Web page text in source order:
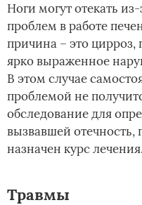
Ноги могут отекать
проблем в работе
причина – это
ярко выраженное
В этом случае
проблемой не
обследование для
вызвавшей отечность,
назначен курс лечения.
Травмы